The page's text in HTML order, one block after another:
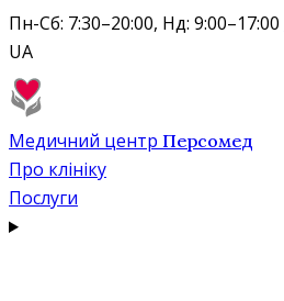
Пн-Сб: 7:30–20:00, Нд: 9:00–17:00
UA
Медичний центр Персомед
Про клініку
Послуги